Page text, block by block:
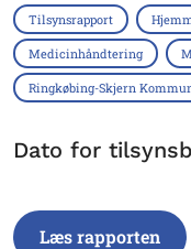
Tilsynsrapport
Medicinhåndtering
Ringkøbing-Skjern
Dato for
Læs rapporten